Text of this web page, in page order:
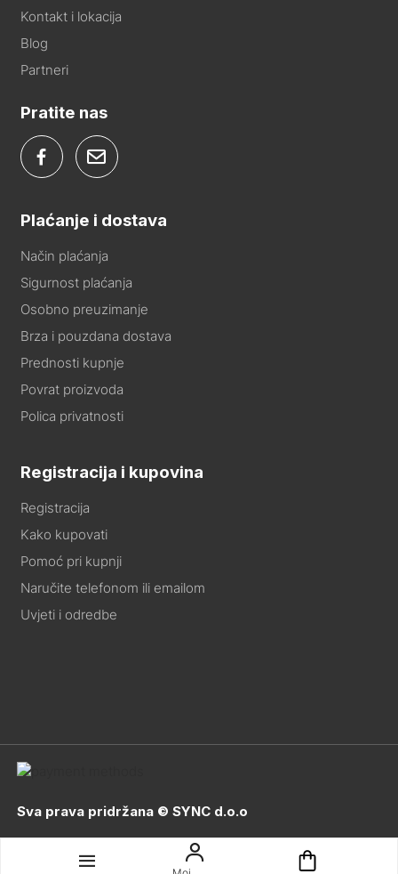
Kontakt i lokacija
Blog
Partneri
Pratite nas
Plaćanje i dostava
Način plaćanja
Sigurnost plaćanja
Osobno preuzimanje
Brza i pouzdana dostava
Prednosti kupnje
Povrat proizvoda
Polica privatnosti
Registracija i kupovina
Registracija
Kako kupovati
Pomoć pri kupnji
Naručite telefonom ili emailom
Uvjeti i odredbe
Sva prava pridržana © SYNC d.o.o